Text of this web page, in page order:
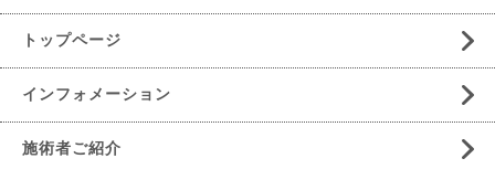
トップページ
インフォメーション
施術者ご紹介